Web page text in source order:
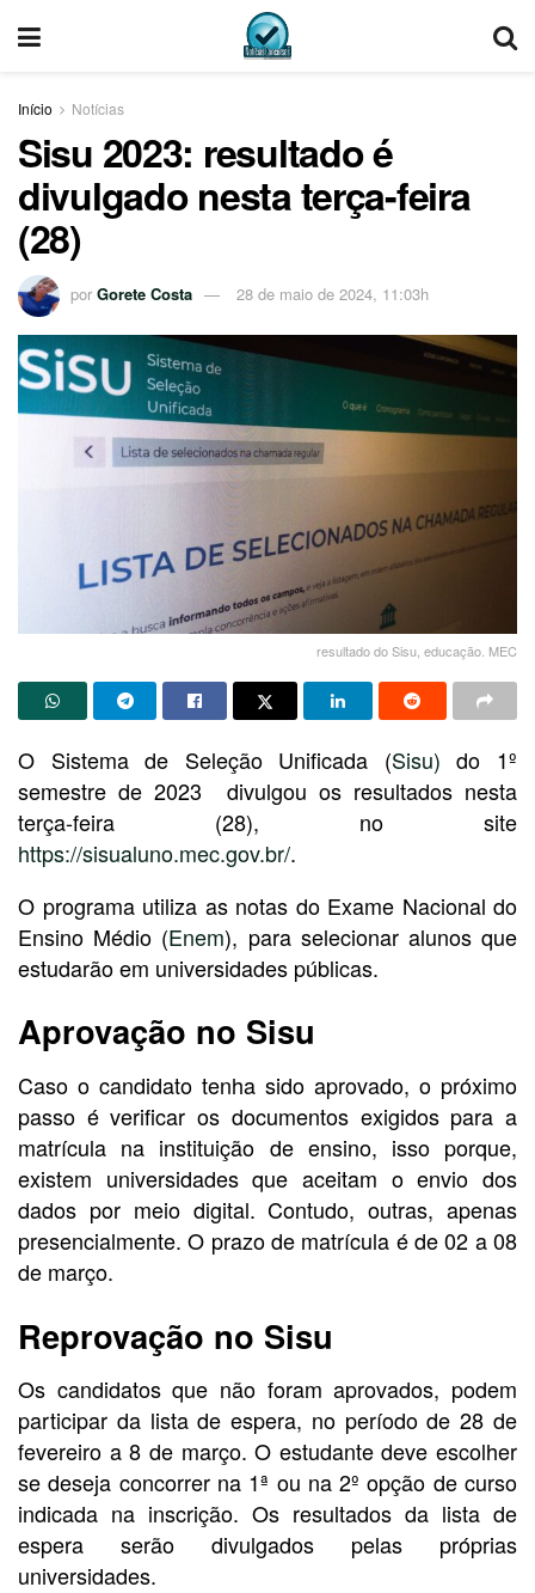
Início Notícias
Sisu 2023: resultado é
divulgado nesta terça-feira
(28)
por Gorete Costa 28 de maio de 2024, 11:03h
resultado do Sisu, educação. MEC
O Sistema de Seleção Unificada (Sisu) do 1º
semestre de 2023 divulgou os resultados nesta
terça-feira (28), no site
https://sisualuno.mec.gov.br/.
O programa utiliza as notas do Exame Nacional do
Ensino Médio (Enem), para selecionar alunos que
estudarão em universidades públicas.
Aprovação no Sisu
Caso o candidato tenha sido aprovado, o próximo
passo é verificar os documentos exigidos para a
matrícula na instituição de ensino, isso porque,
existem universidades que aceitam o envio dos
dados por meio digital. Contudo, outras, apenas
presencialmente. O prazo de matrícula é de 02 a 08
de março.
Reprovação no Sisu
Os candidatos que não foram aprovados, podem
participar da lista de espera, no período de 28 de
fevereiro a 8 de março. O estudante deve escolher
se deseja concorrer na 1ª ou na 2º opção de curso
indicada na inscrição. Os resultados da lista de
espera serão divulgados pelas próprias
universidades.